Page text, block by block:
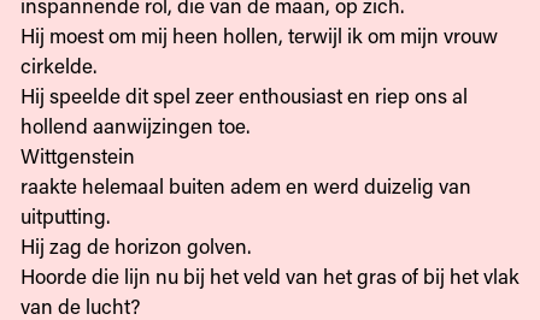
Hij moest om mij heen hollen, terwijl ik om mijn vrouw
cirkelde.
Hij speelde dit spel zeer enthousiast en riep ons al
hollend aanwijzingen toe.
Wittgenstein
raakte helemaal buiten adem en werd duizelig van
uitputting.
Hij zag de horizon golven.
Hoorde die lijn nu bij het veld van het gras of bij het vlak
van de lucht?